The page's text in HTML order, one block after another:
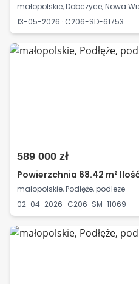
małopolskie, Dobczyce, Nowa
13-05-2026 · C206-SD-61753
589 000 zł
Powierzchnia 68.42 m²
małopolskie, Podłęże, podleze
02-04-2026 · C206-SM-11069